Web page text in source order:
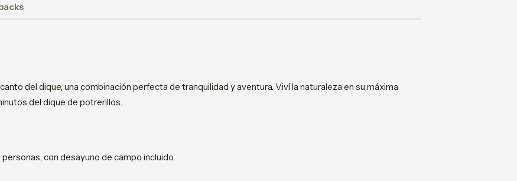
del dique, una combinación perfecta de tranquilidad y aventura. Viví la naturaleza en su máxima
del dique de potrerillos.
con desayuno de campo incluido.